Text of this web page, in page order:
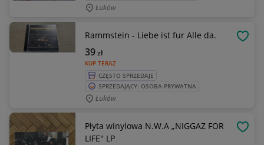
Łuków
Rammstein - Liebe ist fur Alle da.
KUP TERAZ
39zł
CZĘSTO SPRZEDAJE
SPRZEDAJĄCY: OSOBA PRYWATNA
Łuków
Płyta winylowa N.W.A „NIGGAZ FOR
LIFE" LP